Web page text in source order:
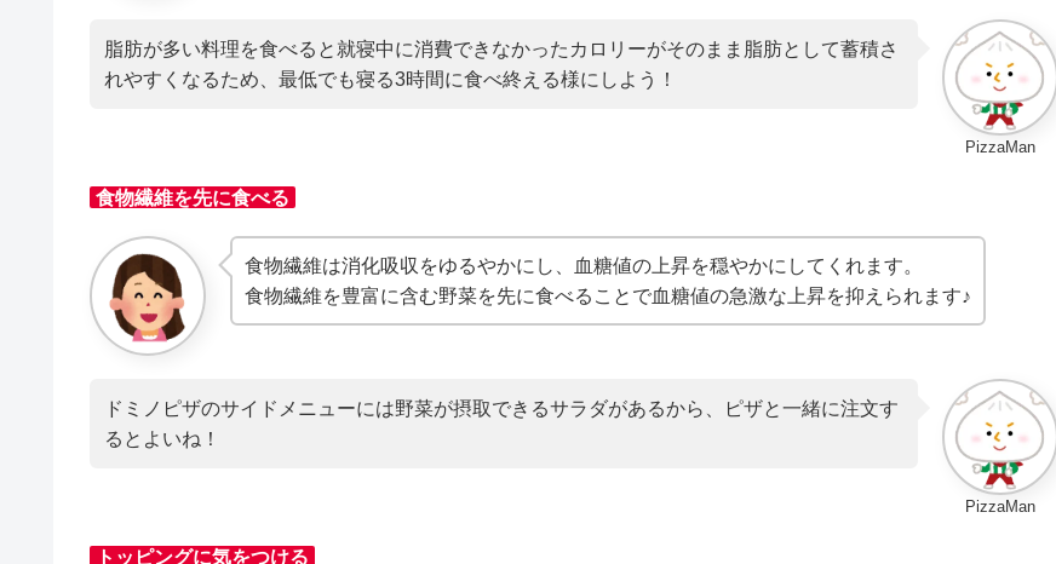
PizzaMan
脂肪が多い料理を食べると就寝中に消費できなかったカロリーがそのまま脂肪として蓄積さ
れやすくなるため、最低でも寝る3時間に食べ終える様にしよう！
食物繊維を先に食べる
食物繊維は消化吸収をゆるやかにし、血糖値の上昇を穏やかにしてくれます。
食物繊維を豊富に含む野菜を先に食べることで血糖値の急激な上昇を抑えられます♪
PizzaMan
ドミノピザのサイドメニューには野菜が摂取できるサラダがあるから、ピザと一緒に注文す
るとよいね！
トッピングに気をつける